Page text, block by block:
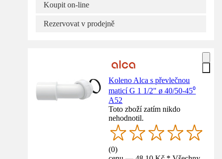
Koupit on-line
Rezervovat v prodejně
Koleno Alca s převlečnou
maticí G 1 1/2" ø 40/50-45⁰
A52
Toto zboží zatím nikdo
nehodnotil.
(0)